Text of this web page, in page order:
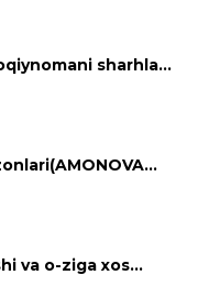
sharhlab
va o-ziga xos